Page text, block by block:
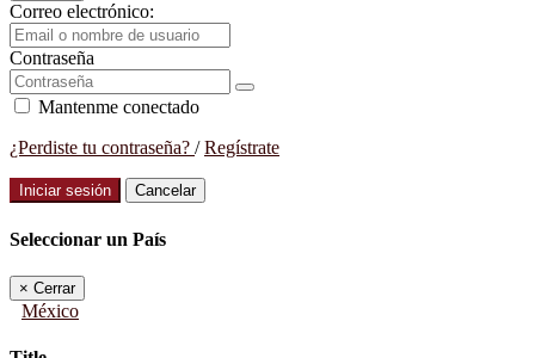
Correo electrónico:
Contraseña
Mantenme conectado
¿Perdiste tu contraseña? /Regístrate
Iniciar sesión Cancelar
Seleccionar un País
× Cerrar
México